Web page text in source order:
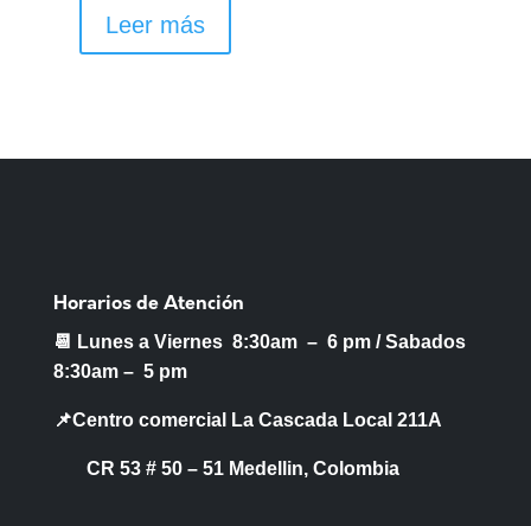
Leer más
Horarios de Atención
📆 Lunes a Viernes 8:30am – 6 pm /Sabados
8:30am – 5 pm
📌Centro comercial La Cascada Local 211A
CR 53 # 50 – 51 Medellin, Colombia